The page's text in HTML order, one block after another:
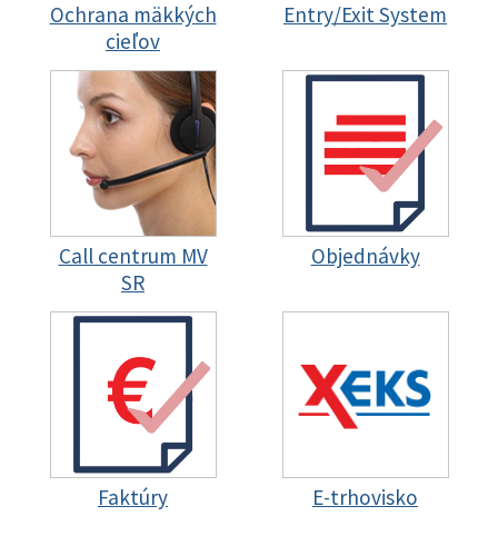
Ochrana mäkkých
cieľov
Entry/Exit System
Call centrum MV
SR
Objednávky
Faktúry E-trhovisko